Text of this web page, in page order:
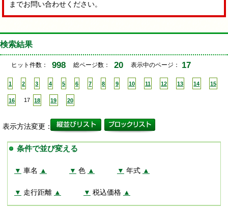
までお問い合わせください。
検索結果
ヒット件数： 998 総ページ数： 20 表示中のページ： 17
1 2 3 4 5 6 7 8 9 10 11 12 13 14 15
16 17 18 19 20
表示方法変更：
条件で並び変える
▼ 車名 ▲ ▼ 色 ▲ ▼ 年式 ▲
▼ 走行距離 ▲ ▼ 税込価格 ▲